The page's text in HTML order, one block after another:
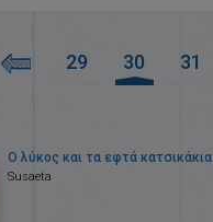
29 30 31
Ο λύκος και τα εφτά κατσικάκια
Susaeta